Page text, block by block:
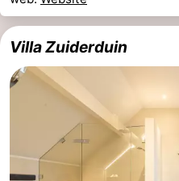
Villa Zuiderduin